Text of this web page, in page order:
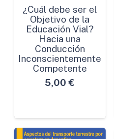
¿Cuál debe ser el
Objetivo de la
Educación Vial?
Hacia una
Conducción
Inconscientemente
Competente
5,00 €